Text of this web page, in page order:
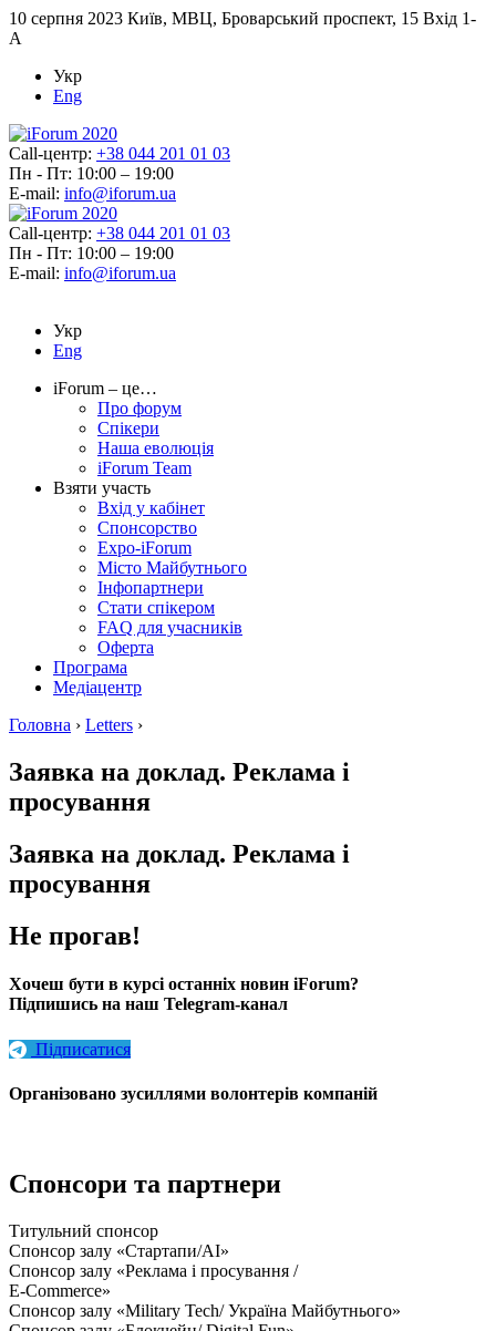
10 серпня 2023 Київ, МВЦ, Броварський проспект, 15 Вхід 1-
А
Укр
Eng
Call-центр: +38 044 201 01 03
Пн - Пт: 10:00 – 19:00
E-mail: info@iforum.ua
Call-центр: +38 044 201 01 03
Пн - Пт: 10:00 – 19:00
E-mail: info@iforum.ua
Укр
Eng
iForum – це…
Про форум
Спікери
Наша еволюція
iForum Team
Взяти участь
Вхід у кабінет
Спонсорство
Expo-iForum
Місто Майбутнього
Інфопартнери
Стати спікером
FAQ для учасників
Оферта
Програма
Медіацентр
Головна › Letters ›
Заявка на доклад. Реклама і
просування
Заявка на доклад. Реклама і
просування
Не прогав!
Хочеш бути в курсі останніх новин iForum?
Підпишись на наш Telegram-канал
Підписатися
Організовано зусиллями волонтерів компаній
Спонсори та партнери
Титульний спонсор
Спонсор залу «Стартапи/AI»
Спонсор залу «Реклама і просування /
E-Commerce»
Спонсор залу «Military Tech/ Україна Майбутнього»